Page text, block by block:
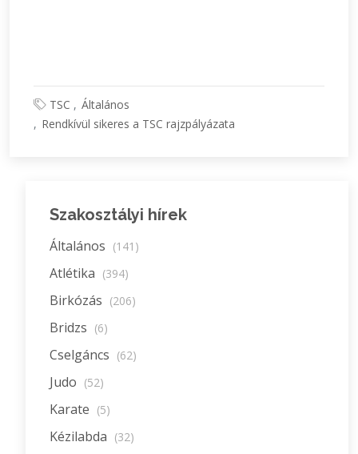
TSC
Általános
Rendkívül sikeres a TSC rajzpályázata
Szakosztályi hírek
Általános (141)
Atlétika (394)
Birkózás (206)
Bridzs (6)
Cselgáncs (62)
Judo (52)
Karate (5)
Kézilabda (32)